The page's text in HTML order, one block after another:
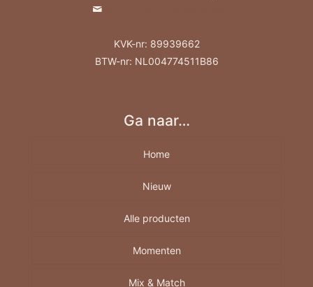
KVK-nr: 89939662
BTW-nr: NL004774511B86
Ga naar…
Home
Nieuw
Alle producten
Borrelplank
Berkenhout A4-A5-A6
Momenten
Feestdagen
Mix & Match